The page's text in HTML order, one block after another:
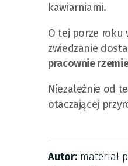
kawiarniami.
O tej porze roku
zwiedzanie
pracownie
Niezależnie od
otaczającej
Autor: materiał